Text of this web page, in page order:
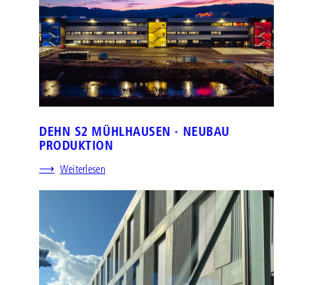
DEHN S2 MÜHLHAUSEN · NEUBAU
PRODUKTION
Weiterlesen:
S
2
M